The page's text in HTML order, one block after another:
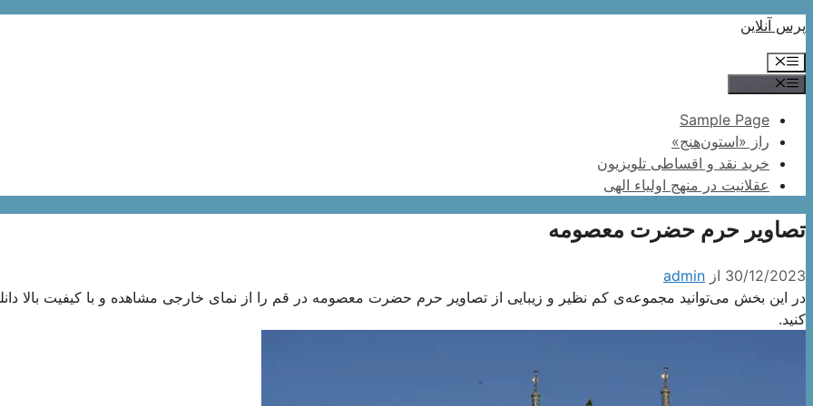
پرش
محتوا
پرس آنلاین
فهرست
Sample Page
راز «استون‌هنج»
خرید نقد و اقساطی تلویزیون
عقلانیت در منهج اولیاء الهی
تصاویر حرم حضرت معصومه
30/12/2023 از admin
در این بخش می‌توانید مجموعه‌‌ی کم نظیر و زیبایی از تصاویر حرم حضرت معصومه در قم را از نمای خارجی مشاهده و با کیفیت بالا
کنید.